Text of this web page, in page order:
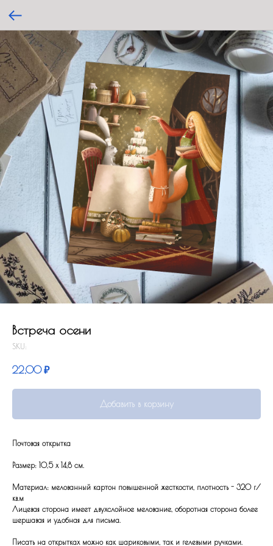
Встреча осени
SKU:
22,00 ₽
Добавить в корзину
Почтовая открытка
Размер: 10,5 x 14,8 см.
Материал: мелованный картон повышенной жесткости, плотность - 320 г/
кв.м
Лицевая сторона имеет двухслойное мелование, оборотная сторона более
шершавая и удобная для письма.
Писать на открытках можно как шариковыми, так и гелевыми ручками.